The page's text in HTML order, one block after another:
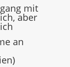
mit
aber
an